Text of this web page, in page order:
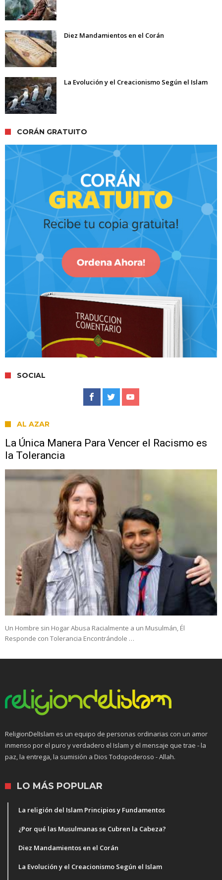
Diez Mandamientos en el Corán
La Evolución y el Creacionismo Según el Islam
CORÁN GRATUITO
SOCIAL
AL AZAR
La Única Manera Para Vencer el Racismo es
la Tolerancia
Un Hombre sin Hogar Abusa Racialmente a un Musulmán, Él
Responde con Tolerancia Encontrándole …
ReligionDelIslam es un equipo de personas ordinarias con un amor
inmenso por el puro y verdadero el Islam y el mensaje que trae - la
paz, la entrega, la sumisión a Dios Todopoderoso - Allah.
LO MÁS POPULAR
La religión del Islam Principios y Fundamentos
¿Por qué las Musulmanas se Cubren la Cabeza?
Diez Mandamientos en el Corán
La Evolución y el Creacionismo Según el Islam